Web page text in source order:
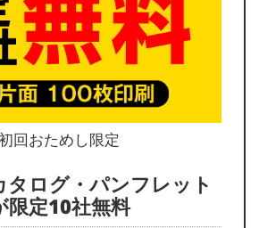
回おためし限定
タログ・パンフレット
限定10社無料